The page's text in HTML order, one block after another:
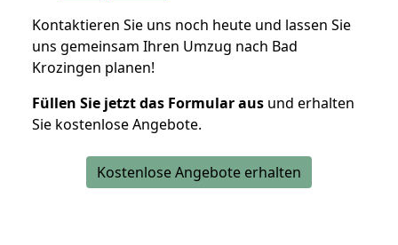
Kontaktieren Sie uns noch heute und lassen Sie
uns gemeinsam Ihren Umzug nach Bad
Krozingen planen!
Füllen Sie jetzt das Formular aus und erhalten
Sie kostenlose Angebote.
Kostenlose Angebote erhalten